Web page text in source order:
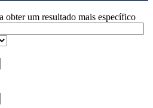
obter um resultado mais específico